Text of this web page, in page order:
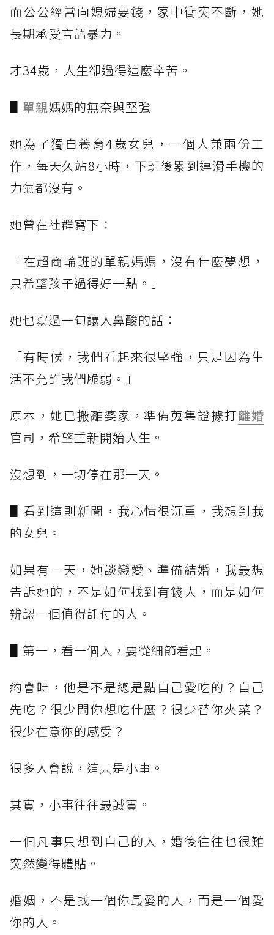
而公公經常向媳婦要錢，家中衝突不斷，她
長期承受言語暴力。
才34歲，人生卻過得這麼辛苦。
▋ 單親媽媽的無奈與堅強
她為了獨自養育4歲女兒，一個人兼兩份工
作，每天久站8小時，下班後累到連滑手機的
力氣都沒有。
她曾在社群寫下：
「在超商輪班的單親媽媽，沒有什麼夢想，
只希望孩子過得好一點。」
她也寫過一句讓人鼻酸的話：
「有時候，我們看起來很堅強，只是因為生
活不允許我們脆弱。」
原本，她已搬離婆家，準備蒐集證據打離婚
官司，希望重新開始人生。
沒想到，一切停在那一天。
▋看到這則新聞，我心情很沉重，我想到我
的女兒。
如果有一天，她談戀愛、準備結婚，我最想
告訴她的，不是如何找到有錢人，而是如何
辨認一個值得託付的人。
▋第一，看一個人，要從細節看起。
約會時，他是不是總是點自己愛吃的？自己
先吃？很少問你想吃什麼？很少替你夾菜？
很少在意你的感受？
很多人會說，這只是小事。
其實，小事往往最誠實。
一個凡事只想到自己的人，婚後往往也很難
突然變得體貼。
婚姻，不是找一個你最愛的人，而是一個愛
你的人。